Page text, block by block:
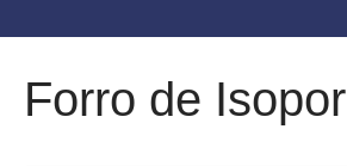
Forro de Isopor